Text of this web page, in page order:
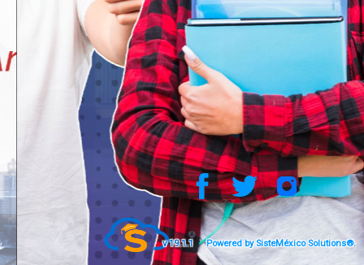
v 19.1.1 Powered by SisteMéxico Solutions®.